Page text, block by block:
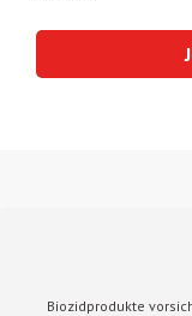
Biozidprodukte